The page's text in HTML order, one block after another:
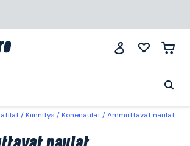
Kiinnitys Konenaulat Ammuttavat naulat